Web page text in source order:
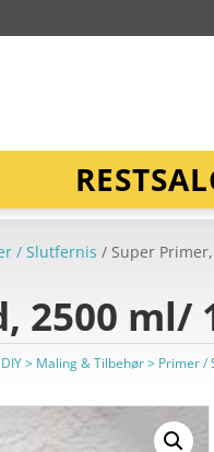
/ Slutfernis / Super
2500 ml/
> Maling & Tilbehør > Primer /